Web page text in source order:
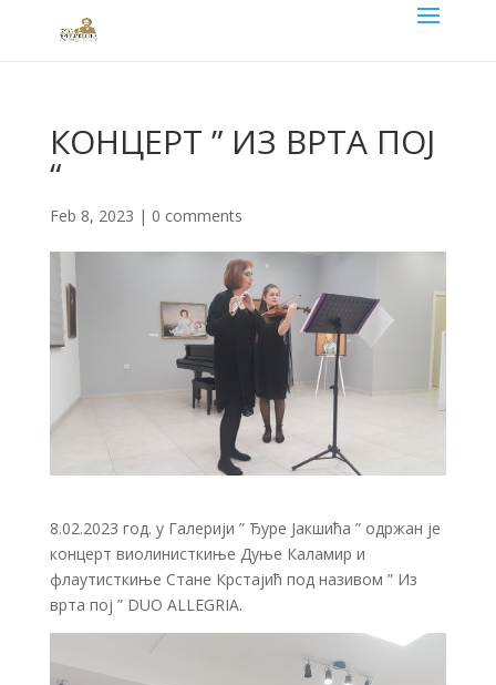
КОНЦЕРТ ” ИЗ ВРТА ПОЈ
“
Feb 8, 2023 | 0 comments
8.02.2023 год. у Галерији ” Ђуре Јакшића ” одржан је
концерт виолинисткиње Дуње Каламир и
флаутисткиње Стане Крстајић под називом ” Из
врта пој ” DUO ALLEGRIA.